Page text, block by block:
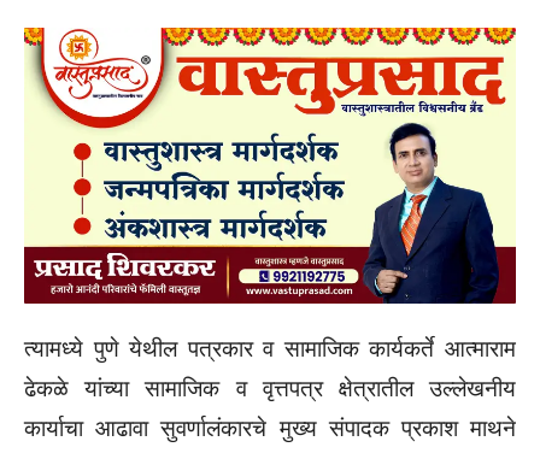
त्यामध्ये पुणे येथील पत्रकार व सामाजिक कार्यकर्ते आत्माराम
ढेकळे यांच्या सामाजिक व वृत्तपत्र क्षेत्रातील उल्लेखनीय
कार्याचा आढावा सुवर्णालंकारचे मुख्य संपादक प्रकाश माथने